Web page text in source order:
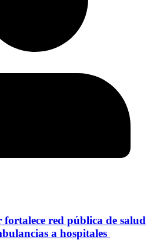
fortalece red pública de salud
a hospitales